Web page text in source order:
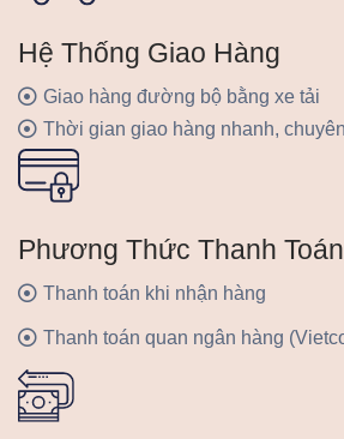
Hệ Thống Giao Hàng
Giao hàng đường bộ bằng xe tải
Thời gian giao hàng nhanh,
Phương Thức Thanh Toán
Thanh toán khi nhận hàng
Thanh toán quan ngân hàng